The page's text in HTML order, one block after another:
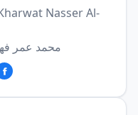
Nasser Al-
محمد عمر